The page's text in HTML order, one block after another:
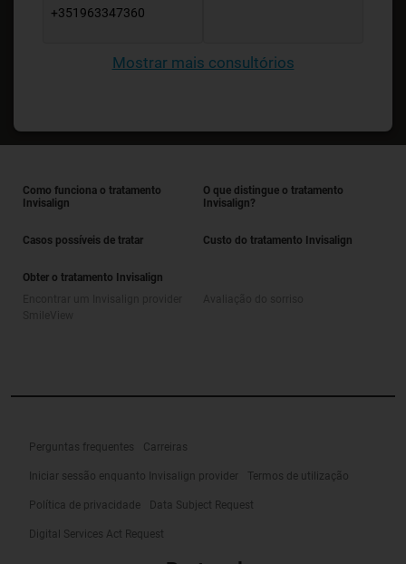
+351963347360
Mostrar mais consultórios
Como funciona o tratamento
Invisalign
O que distingue o tratamento
Invisalign?
Casos possíveis de tratar Custo do tratamento Invisalign
Obter o tratamento Invisalign
Perguntas frequentes Carreiras
Iniciar sessão enquanto Invisalign provider Termos de utilização
Política de privacidade Data Subject Request
Digital Services Act Request